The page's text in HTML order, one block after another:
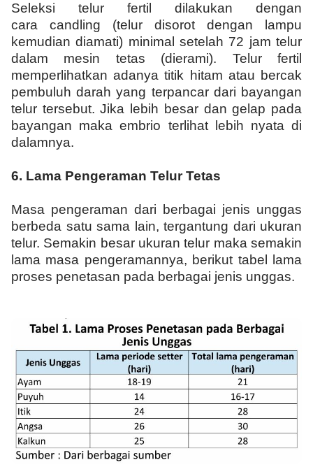
Seleksi telur fertil dilakukan dengan
cara candling (telur disorot dengan lampu
kemudian diamati) minimal setelah 72 jam telur
dalam mesin tetas (dierami). Telur fertil
memperlihatkan adanya titik hitam atau bercak
pembuluh darah yang terpancar dari bayangan
telur tersebut. Jika lebih besar dan gelap pada
bayangan maka embrio terlihat lebih nyata di
dalamnya.
6. Lama Pengeraman TelurTetas
Masa pengeraman dari berbagai jenis unggas
berbeda satu sama lain, tergantung dari ukuran
telur. Semakin besar ukuran telur maka semakin
lama masa pengeramannya, berikut tabel lama
proses penetasan pada berbagai jenis unggas.